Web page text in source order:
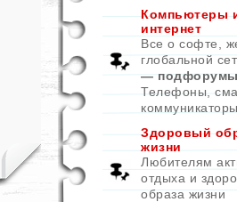
Компьютеры
интернет
Все о софте,
глобальной
—
Телефоны,
Здоровый
жизни
Любителям
отдыха и
образа жизни